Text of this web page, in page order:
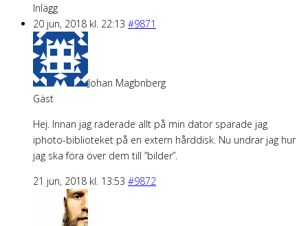
Inlägg
20 jun, 2018 kl. 22:13 #9871
Johan Magbnberg
Gäst
Hej. Innan jag raderade allt på min dator sparade jag
iphoto-biblioteket på en extern hårddisk. Nu undrar jag hur
jag ska föra över dem till ”bilder”.
21 jun, 2018 kl. 13:53 #9872